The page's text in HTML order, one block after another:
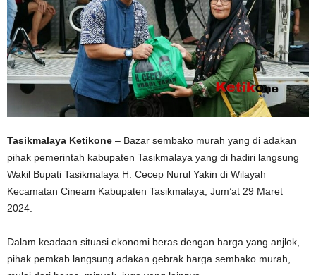
Tasikmalaya Ketikone – Bazar sembako murah yang di adakan
pihak pemerintah kabupaten Tasikmalaya yang di hadiri langsung
Wakil Bupati Tasikmalaya H. Cecep Nurul Yakin di Wilayah
Kecamatan Cineam Kabupaten Tasikmalaya, Jum’at 29 Maret
2024.
Dalam keadaan situasi ekonomi beras dengan harga yang anjlok,
pihak pemkab langsung adakan gebrak harga sembako murah,